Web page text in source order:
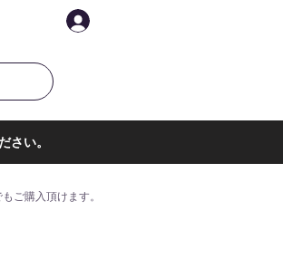
さい。
もご購入頂けます。